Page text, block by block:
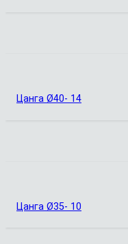
Цанга Ø40- 14
Цанга Ø35- 10